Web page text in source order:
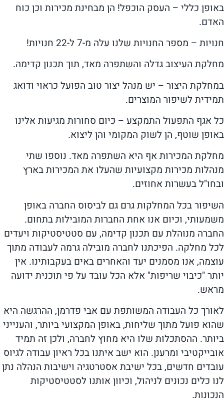
באופן כללי – העסק הוכפל! הן מבחינת מכירות וכן כוח
האדם.
חנויות – מספר החנויות שלנו עלה מ-7 ל-22 חנויות!
מחלקת העיצוב גדלה והשתפרה מאד, תוך תכנון קדימה.
במחלקת היצור – יש מנהל יצור טוב הפועל כראוי ודואג
תמידית לשיפור המוצרים.
כל אגף התפעול התמקצע – כיום סחורות מגיעות אלינו
באופן שוטף, הן לשוק המקומי והן ליצוא.
מחלקת המכירות אף היא השתפרה מאד. נוספו שתי
מנהלות מכירות מקצועיות שהעלו את המכירות בארץ
ובחו"ל בעשרות אחוזים.
השיפור בכל המחלקות גרם גם לביסוס החברה באופן
משמעותי, וכיום אנו אחת החברות המובילות בתחום.
החברה מנוהלת עם תכנון קדימה, עם סטטיסטיקות ויעדים
לכל מחלקה. הפיכתנו לחברה מובילה גרמה לעבודה מתוך
עוצמה, אנו מסמנים יעד והאחרים באים בעקבותינו. אין
יותר "כיבוי שריפות" אלא הכל עובד על פי תוכנית ידועה
מראש.
לאורך כל העבודה המשותפת עם אבי פדרמן, ההרגשה היא
שהוא פועל מתוך שליחות, באופן המקצועי ביותר, והענייני
ביותר. ההסתכלות שלו היא מחוץ לחברה, ולכן זה תמיד
אובייקטיבי ומרענן. הוא ישב איתנו בכל ראיון עבודה לגיוס
עובדים חדשים, בכל ישיבת אסטרטגיה וישיבות הנהלה נתן
לנו כלים נכונים לניהול, וכיוון אותנו לסטטיסטיקות
הנכונות.